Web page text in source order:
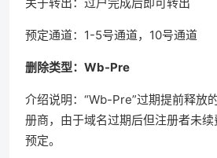
预定通道：1-5号通道，10号通道
删除类型：Wb-Pre
介绍说明：“Wb-Pre”过期提前释放
册商，由于域名过期后但注册者未
预定。